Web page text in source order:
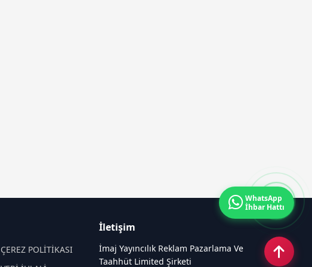
ÇEREZ POLİTİKASI
İletişim
İmaj Yayıncılık Reklam Pazarlama Ve
Taahhüt Limited Şirketi
WhatsApp
İhbar Hattı